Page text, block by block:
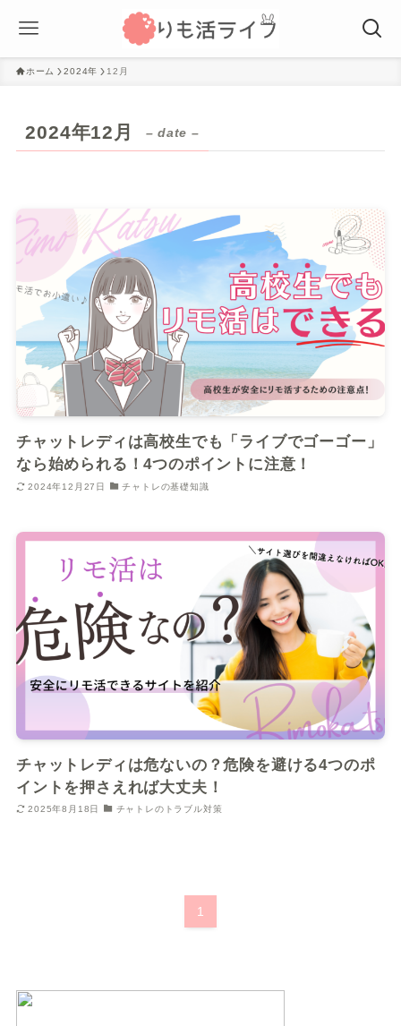
ホーム 2024年 12月
2024年12月 – date –
チャットレディは高校生でも「ライブでゴーゴー」
なら始められる！4つのポイントに注意！
2024年12月27日 チャトレの基礎知識
チャットレディは危ないの？危険を避ける4つのポ
イントを押さえれば大丈夫！
2025年8月18日 チャトレのトラブル対策
1